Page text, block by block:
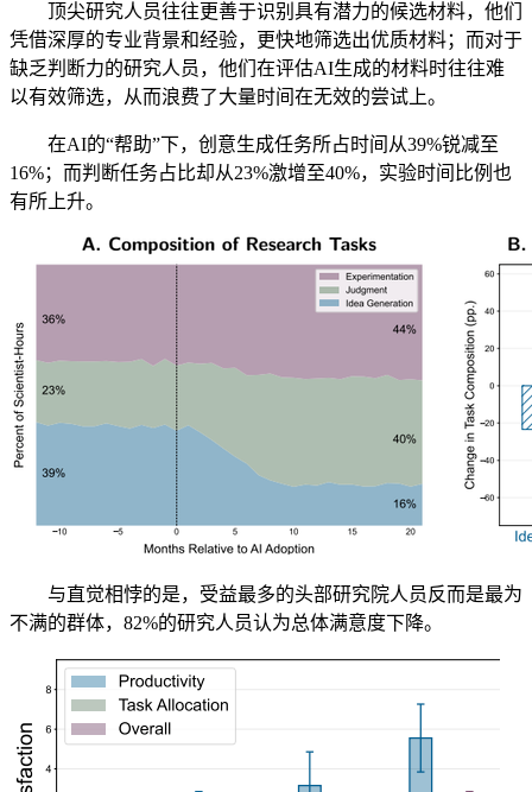
顶尖研究人员往往更善于识别具有潜力的候选材料，他们
凭借深厚的专业背景和经验，更快地筛选出优质材料；而对于
缺乏判断力的研究人员，他们在评估AI生成的材料时往往难
以有效筛选，从而浪费了大量时间在无效的尝试上。
在AI的“帮助”下，创意生成任务所占时间从39%锐减至
16%；而判断任务占比却从23%激增至40%，实验时间比例也
有所上升。
与直觉相悖的是，受益最多的头部研究院人员反而是最为
不满的群体，82%的研究人员认为总体满意度下降。